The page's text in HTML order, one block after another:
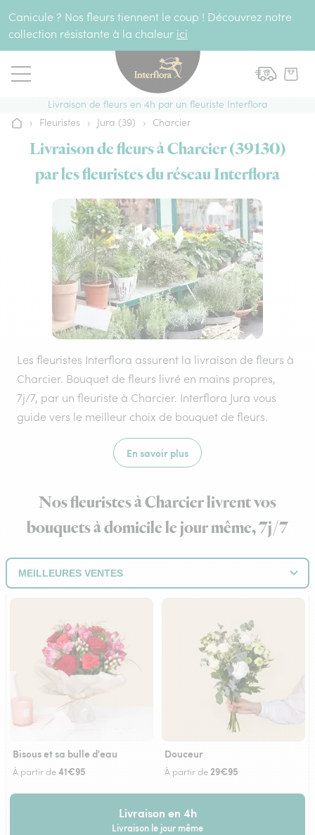
Canicule ? Nos fleurs tiennent le coup ! Découvrez notre
collection résistante à la chaleur ici
Livraison de fleurs en 4h par un fleuriste Interflora
Accueil
› Fleuristes › Jura (39) › Charcier
Livraison de fleurs à Charcier (39130)
par les fleuristes du réseau Interflora
Les fleuristes Interflora assurent la livraison de fleurs à
Charcier. Bouquet de fleurs livré en mains propres,
7j/7, par un fleuriste à Charcier. Interflora Jura vous
guide vers le meilleur choix de bouquet de fleurs.
En savoir plus
Nos fleuristes à Charcier livrent vos
bouquets à domicile le jour même, 7j/7
Bisous et sa bulle d'eau
À partir de41€95
Douceur
À partir de29€95
Livraison en 4h
Livraison le jour même